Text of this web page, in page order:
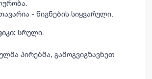
- წიგნების სიყვარული.
სრული.
პირებმა, გამოგვიგზავნეთ